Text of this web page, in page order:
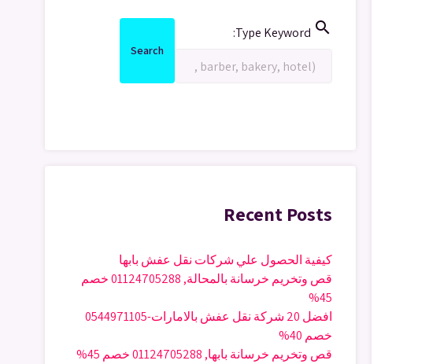
search
Search
Search
Recent Posts
كيفية الحصول علي شركات نقل عفش بابها
قص وتخريم خرسانة بالمحالة, 01124705288 خصم
45%
افضل 20 شركة نقل عفش بالامارات-0544971105
خصم 40%
قص وتخريم خرسانة بابها, 01124705288 خصم 45%